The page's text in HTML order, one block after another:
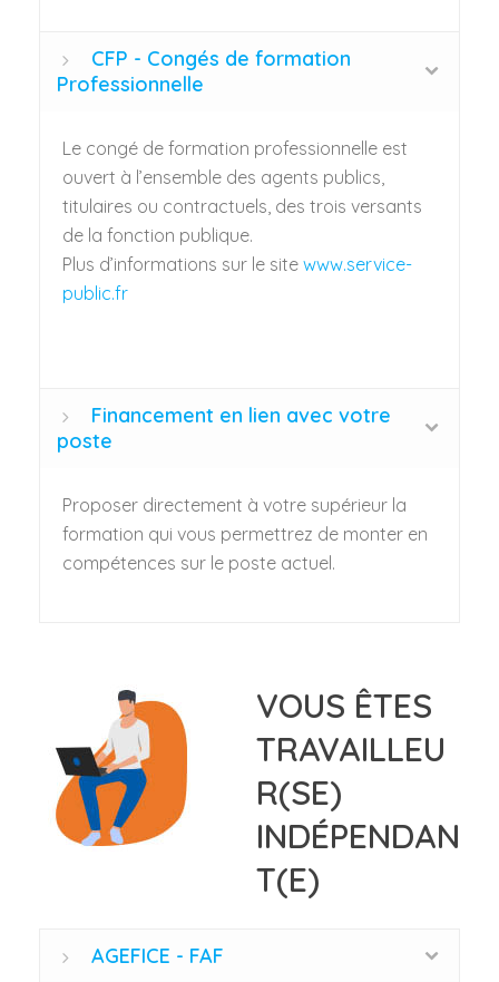
CFP - Congés de formation
Professionnelle
Le congé de formation professionnelle est
ouvert à l’ensemble des agents publics,
titulaires ou contractuels, des trois versants
de la fonction publique.
Plus d’informations sur le site www.service-
public.fr
Financement en lien avec votre
poste
Proposer directement à votre supérieur la
formation qui vous permettrez de monter en
compétences sur le poste actuel.
VOUS ÊTES
TRAVAILLEU
R(SE)
INDÉPENDAN
T(E)
AGEFICE - FAF